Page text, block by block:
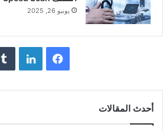
يونيو 26, 2025
فيسبوكلينكدإن
‏Tumblr
أحدث المقالات